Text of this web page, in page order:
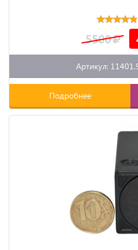
5500
Артикул:
Подробнее